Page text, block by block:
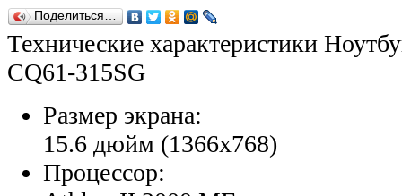
Поделиться…
Технические характеристики
CQ61-315SG
Размер экрана:
15.6 дюйм (1366x768)
Процессор: